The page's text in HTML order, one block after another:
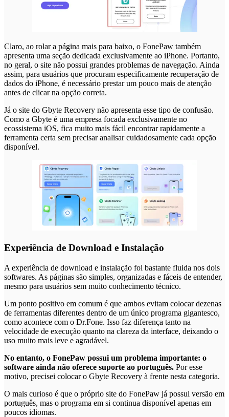
Claro, ao rolar a página mais para baixo, o FonePaw também
apresenta uma seção dedicada exclusivamente ao iPhone. Portanto,
no geral, o site não possui grandes problemas de navegação. Ainda
assim, para usuários que procuram especificamente recuperação de
dados do iPhone, é necessário prestar um pouco mais de atenção
antes de clicar na opção correta.
Já o site do Gbyte Recovery não apresenta esse tipo de confusão.
Como a Gbyte é uma empresa focada exclusivamente no
ecossistema iOS, fica muito mais fácil encontrar rapidamente a
ferramenta certa sem precisar analisar cuidadosamente cada opção
disponível.
Experiência de Download e Instalação
A experiência de download e instalação foi bastante fluida nos dois
softwares. As páginas são simples, organizadas e fáceis de entender,
mesmo para usuários sem muito conhecimento técnico.
Um ponto positivo em comum é que ambos evitam colocar dezenas
de ferramentas diferentes dentro de um único programa gigantesco,
como acontece com o Dr.Fone. Isso faz diferença tanto na
velocidade de execução quanto na clareza da interface, deixando o
uso muito mais leve e agradável.
No entanto, o FonePaw possui um problema importante: o
software ainda não oferece suporte ao português. Por esse
motivo, precisei colocar o Gbyte Recovery à frente nesta categoria.
O mais curioso é que o próprio site do FonePaw já possui versão em
português, mas o programa em si continua disponível apenas em
poucos idiomas.